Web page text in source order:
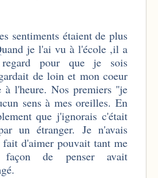
sentiments étaient de plus
je l'ai vu à l'école ,il a
pour que je sois
de loin et mon coeur
l'heure. Nos premiers ''je
sens à mes oreilles. En
que j'ignorais c'était
un étranger. Je n'avais
fait d'aimer pouvait tant me
façon de penser avait